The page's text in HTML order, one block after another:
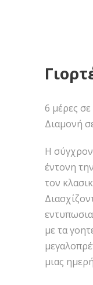
6 μέρες
Διαμονή
Η
έντονη
τον
με τα
μιας